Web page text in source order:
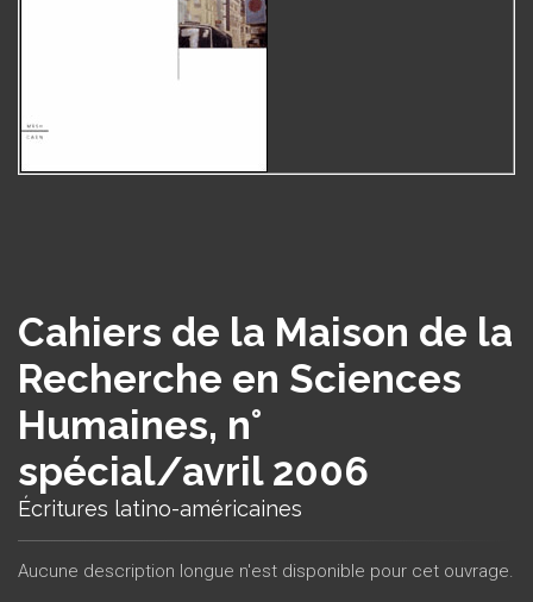
Cahiers de la Maison de la
Recherche en Sciences
Humaines, n°
spécial/avril 2006
Écritures latino-américaines
Aucune description longue n'est disponible pour cet ouvrage.